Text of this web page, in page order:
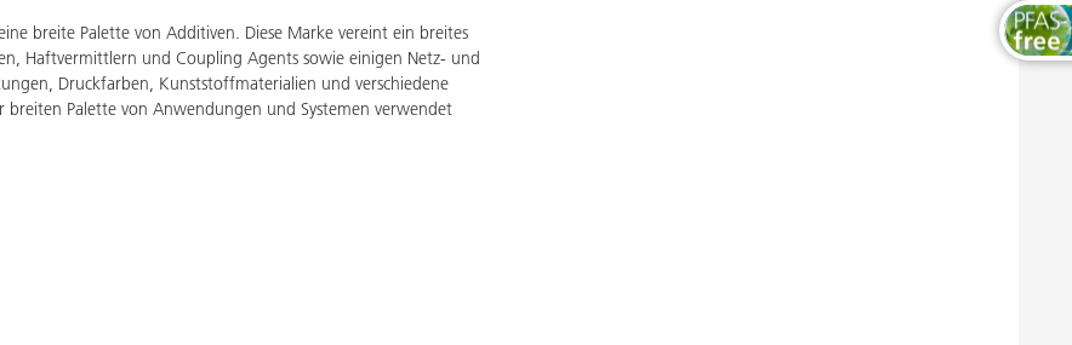
breite Palette von Additiven. Diese Marke vereint ein breites
Haftvermittlern und Coupling Agents sowie einigen Netz- und
Druckfarben, Kunststoffmaterialien und verschiedene
Palette von Anwendungen und Systemen verwendet